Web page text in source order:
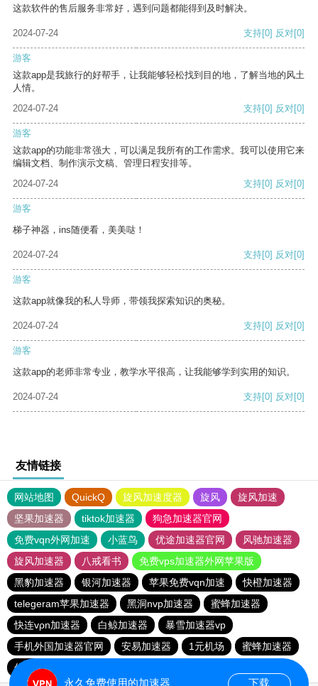
这款软件的售后服务非常好，遇到问题都能得到及时解决。
2024-07-24 支持[0] 反对[0]
游客
这款app是我旅行的好帮手，让我能够轻松找到目的地，了解当地的风土
人情。
2024-07-24
支持[0] 反对[0]
游客
这款app的功能非常强大，可以满足我所有的工作需求。我可以使用它来
编辑文档、制作演示文稿、管理日程安排等。
2024-07-24
支持[0] 反对[0]
游客
梯子神器，ins随便看，美美哒！
2024-07-24 支持[0] 反对[0]
游客
这款app就像我的私人导师，带领我探索知识的奥秘。
2024-07-24 支持[0] 反对[0]
游客
这款app的老师非常专业，教学水平很高，让我能够学到实用的知识。
2024-07-24 支持[0] 反对[0]
友情链接
网站地图 QuickQ 旋风加速度器 旋风
旋风加速
坚果加速器
tiktok加速器
狗急加速器官网
免费vqn外网加速
小蓝鸟 优途加速器官网
风驰加速器
旋风加速器
八戒看书
免费vps加速器外网苹果版
黑豹加速器
银河加速器 苹果免费vqn加速
快橙加速器
telegeram苹果加速器
黑洞nvp加速器
蜜蜂加速器
快连vρn加速器
白鲸加速器
暴雪加速器vp
手机外国加速器官网
安易加速器 1元机场
蜜蜂加速器
优途加速器
永久免费使用的加速器 下载